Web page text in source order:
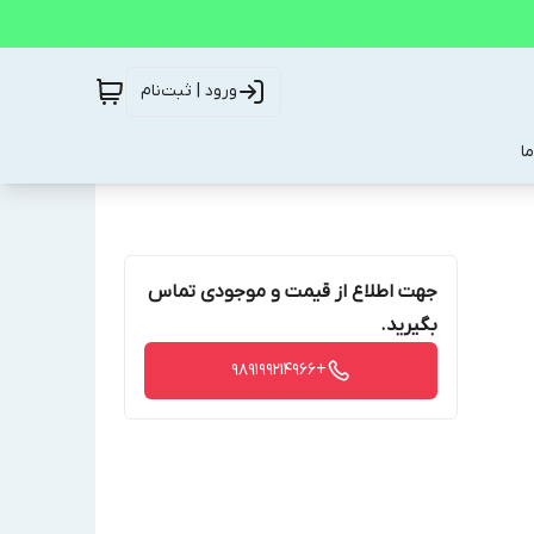
ورود | ثبت‌نام
جهت اطلاع از قیمت و موجودی تماس
بگیرید.
+989199214966